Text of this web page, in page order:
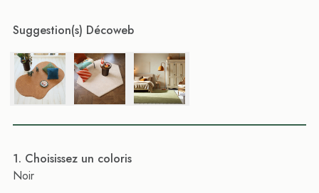
Suggestion(s) Décoweb
. Choisissez un coloris
Noir